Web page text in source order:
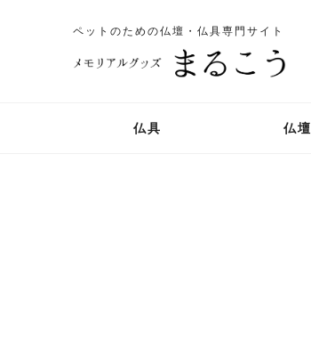
ペットのための仏壇・仏具専門サイト
仏具 仏壇